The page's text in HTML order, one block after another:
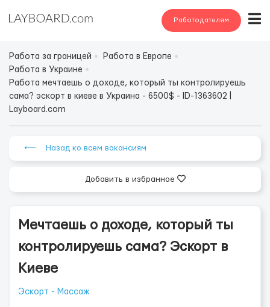
Работодателям
Работа за границей
Работа в Европе
Работа в Украине
Работа мечтаешь о доходе, который ты контролируешь
сама? эскорт в киеве в Украина - 6500$ - ID-1363602 |
Layboard.com
⟵ Назад ко всем вакансиям
Добавить в избранное
Мечтаешь о доходе, который ты
контролируешь сама? Эскорт в
Киеве
Эскорт - Массаж